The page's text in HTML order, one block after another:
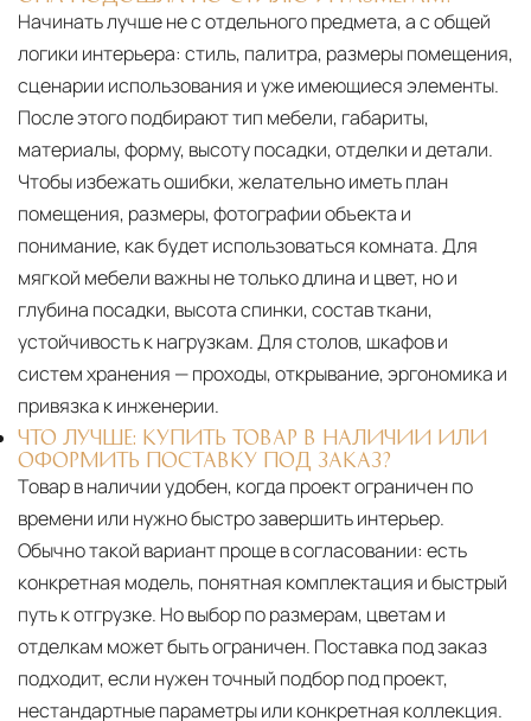
Начинать лучше не с отдельного предмета, а с общей
логики интерьера: стиль, палитра, размеры помещения,
сценарии использования и уже имеющиеся элементы.
После этого подбирают тип мебели, габариты,
материалы, форму, высоту посадки, отделки и детали.
Чтобы избежать ошибки, желательно иметь план
помещения, размеры, фотографии объекта и
понимание, как будет использоваться комната. Для
мягкой мебели важны не только длина и цвет, но и
глубина посадки, высота спинки, состав ткани,
устойчивость к нагрузкам. Для столов, шкафов и
систем хранения — проходы, открывание, эргономика и
привязка к инженерии.
ЧТО ЛУЧШЕ: КУПИТЬ ТОВАР В НАЛИЧИИ ИЛИ
ОФОРМИТЬ ПОСТАВКУ ПОД ЗАКАЗ?
Товар в наличии удобен, когда проект ограничен по
времени или нужно быстро завершить интерьер.
Обычно такой вариант проще в согласовании: есть
конкретная модель, понятная комплектация и быстрый
путь к отгрузке. Но выбор по размерам, цветам и
отделкам может быть ограничен. Поставка под заказ
подходит, если нужен точный подбор под проект,
нестандартные параметры или конкретная коллекция.